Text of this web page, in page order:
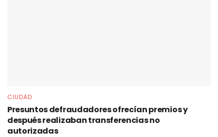
CIUDAD
Presuntos defraudadores ofrecían premios y
después realizaban transferencias no
autorizadas